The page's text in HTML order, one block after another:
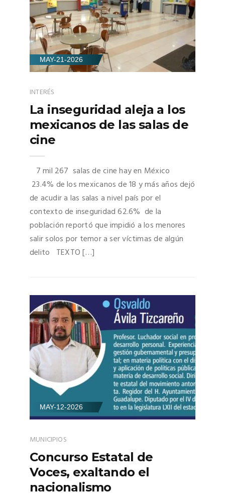
MAY-21-2026
INTERÉS
La inseguridad aleja a los
mexicanos de las salas de
cine
7 mil 267 salas de cine hay en México
23.4% de los mexicanos de 18 y más años dejó
de acudir a las salas a nivel país por el
contexto de inseguridad 62.6% de la
población reportó que impidió a los menores
salir solos por temor a ser víctimas de algún
delito TEXTO […]
MAY-12-2026
MUNICIPIOS
Concurso Estatal de
Voces, exaltando el
nacionalismo